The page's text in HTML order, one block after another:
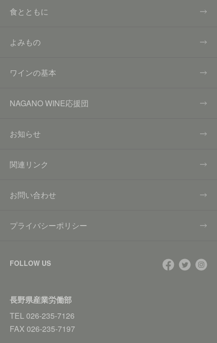
食とともに
よみもの
ワインの基本
NAGANO WINE応援団
お知らせ
関連リンク
お問い合わせ
プライバシーポリシー
FOLLOW US
長野県産業労働部
TEL 026-235-7126
FAX 026-235-7197